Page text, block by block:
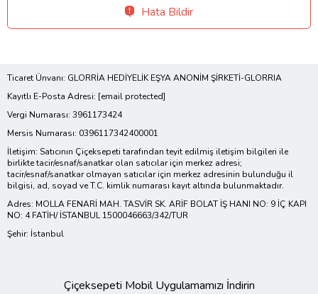
Hata Bildir
Ticaret Ünvanı: GLORRİA HEDİYELİK EŞYA ANONİM ŞİRKETİ-GLORRIA
Kayıtlı E-Posta Adresi: [email protected]
Vergi Numarası: 3961173424
Mersis Numarası: 0396117342400001
İletişim: Satıcının Çiçeksepeti tarafından teyit edilmiş iletişim bilgileri ile
birlikte tacir/esnaf/sanatkar olan satıcılar için merkez adresi;
tacir/esnaf/sanatkar olmayan satıcılar için merkez adresinin bulunduğu il
bilgisi, ad, soyad ve T.C. kimlik numarası kayıt altında bulunmaktadır.
Adres: MOLLA FENARİ MAH. TASVİR SK. ARİF BOLAT İŞ HANI NO: 9 İÇ KAPI
NO: 4 FATİH/ İSTANBUL 1500046663/342/TUR
Şehir: İstanbul
Çiçeksepeti Mobil Uygulamamızı İndirin